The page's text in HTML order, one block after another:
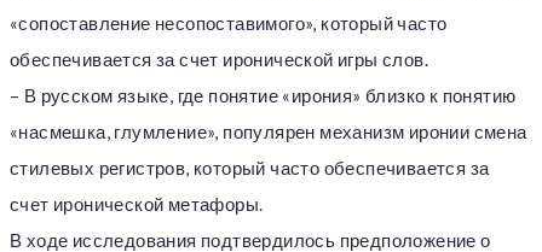
«сопоставление несопоставимого», который часто
обеспечивается за счет иронической игры слов.
– В русском языке, где понятие «ирония» близко к понятию
«насмешка, глумление», популярен механизм иронии смена
стилевых регистров, который часто обеспечивается за
счет иронической метафоры.
В ходе исследования подтвердилось предположение о